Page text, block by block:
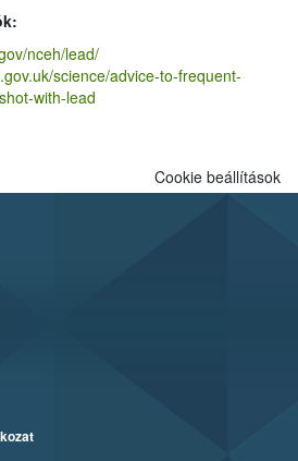
nceh/lead/
science/advice-to-frequent-
with-lead
Cookie beállítások